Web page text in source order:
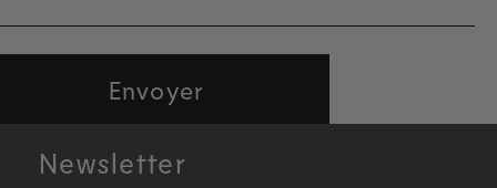
Envoyer
Newsletter